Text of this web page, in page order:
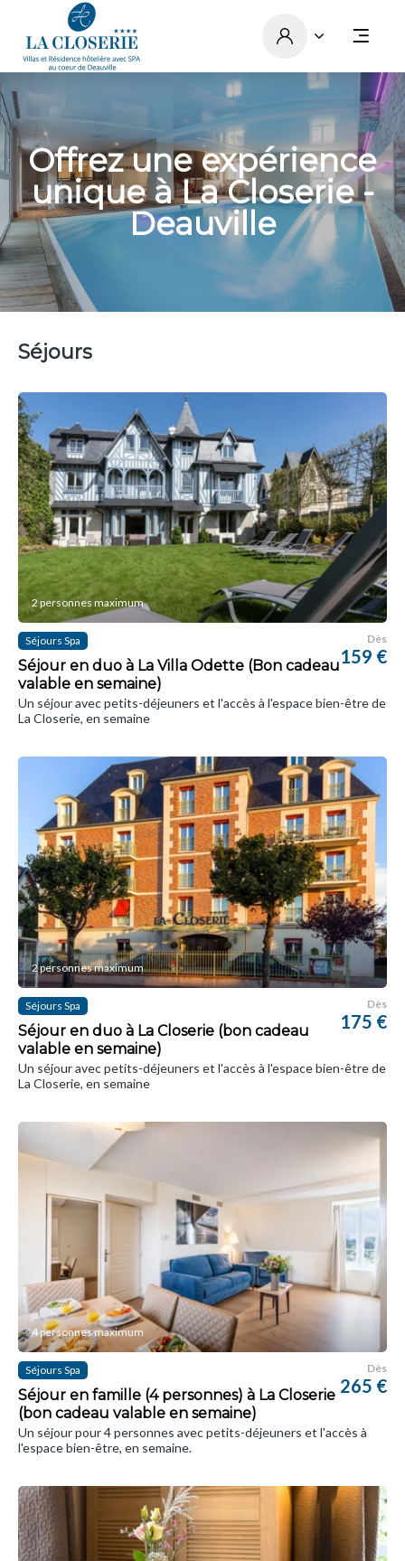
Offrez une expérience
unique à La Closerie -
Deauville
Séjours
2 personnes maximum
Séjours Spa
Séjour en duo à La Villa Odette (Bon cadeau
valable en semaine)
Dès
159 €
Un séjour avec petits-déjeuners et l'accès à l'espace bien-être de
La Closerie, en semaine
2 personnes maximum
Séjours Spa
Séjour en duo à La Closerie (bon cadeau
valable en semaine)
Dès
175 €
Un séjour avec petits-déjeuners et l'accès à l'espace bien-être de
La Closerie, en semaine
4 personnes maximum
Séjours Spa
Séjour en famille (4 personnes) à La Closerie
(bon cadeau valable en semaine)
Dès
265 €
Un séjour pour 4 personnes avec petits-déjeuners et l'accès à
l'espace bien-être, en semaine.